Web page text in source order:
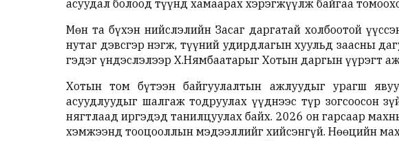
асуудал болоод түүнд хамаарах хэрэгжүүлж байгаа
Мөн та бүхэн нийслэлийн Засаг даргатай холбоотой
нутаг дэвсгэр нэгж, түүний удирдлагын хуульд заасны
гэдэг үндэслэлээр Х.Нямбаатарыг Хотын даргын үүрэгт
Хотын том бүтээн байгуулалтын ажлуудыг урагш
асуудлуудыг шалгаж тодруулах үүднээс түр зогсоосон
нягтлаад иргэдэд танилцуулах байх. 2026 он гарсаар
хэмжээнд тооцооллын мэдээллийг хийсэнгүй. Нөөцийн